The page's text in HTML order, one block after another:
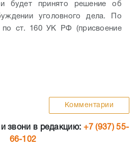
будет принято решение об
уголовного дела. По
по ст. 160 УК РФ (присвоение
Комментарии
звони в редакцию: +7 (937) 55-
66-102